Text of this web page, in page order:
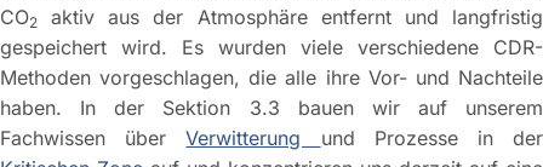
CO2
aktiv aus der Atmosphäre entfernt und langfristig
gespeichert wird. Es wurden viele verschiedene CDR-
Methoden vorgeschlagen, die alle ihre Vor- und Nachteile
haben. In der Sektion 3.3 bauen wir auf unserem
Fachwissen überVerwitterung und Prozesse in der